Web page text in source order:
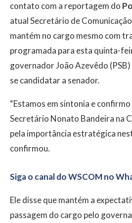
contato com a reportagem do
atual Secretário de
mantém no cargo mesmo com
programada para esta quinta-
governador João Azevêdo
se candidatar a senador.
“Estamos em sintonia e
Secretário Nonato Bandeira na
pela importância estratégica
confirmou.
Siga o canal do WSCOM no
Ele disse que mantém a
passagem do cargo pelo